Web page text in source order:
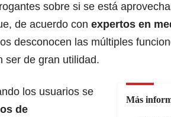
sobre si se está
de acuerdo con expertos en
desconocen las múltiples
ser de gran utilidad.
Más
los usuarios se
de